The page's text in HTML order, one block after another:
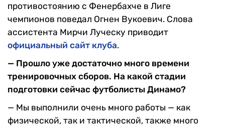
противостоянию с Фенербахче в Лиге
чемпионов поведал Огнен Вукоевич. Слова
ассистента Мирчи Луческу приводит
официальный сайт клуба.
— Прошло уже достаточно много времени
тренировочных сборов. На какой стадии
подготовки сейчас футболисты Динамо?
— Мы выполнили очень много работы — как
физической, так и тактической, также много